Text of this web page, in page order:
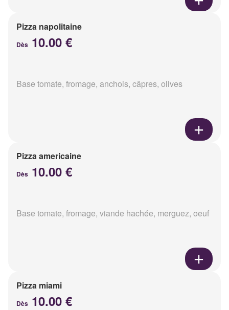
Pizza napolitaine
Dès 10.00 €
Base tomate, fromage, anchois, câpres, olives
Pizza americaine
Dès 10.00 €
Base tomate, fromage, viande hachée, merguez, oeuf
Pizza miami
Dès 10.00 €